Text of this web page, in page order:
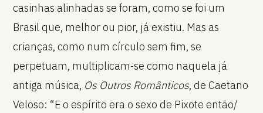
casinhas alinhadas se foram, como se foi um
Brasil que, melhor ou pior, já existiu. Mas as
crianças, como num círculo sem fim, se
perpetuam, multiplicam-se como naquela já
antiga música, Os Outros Românticos, de Caetano
Veloso: “E o espírito era o sexo de Pixote então/